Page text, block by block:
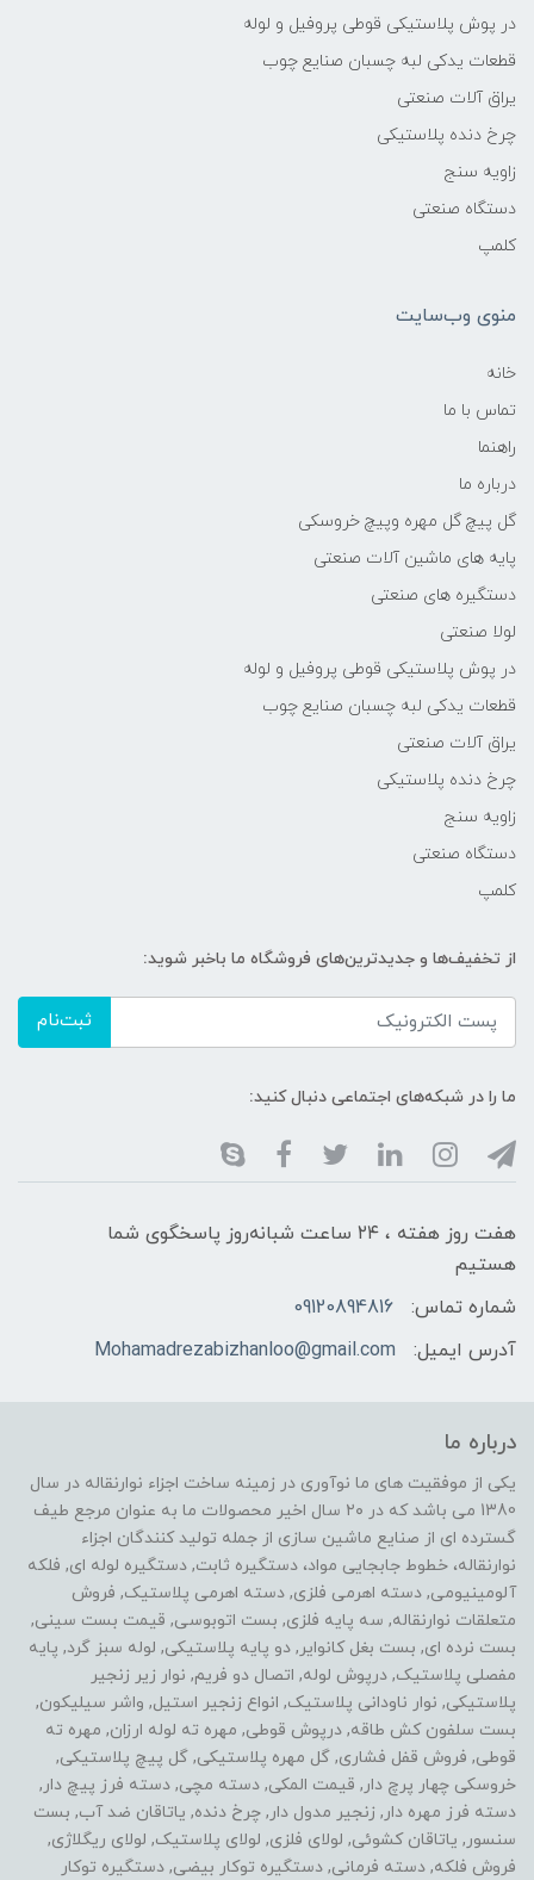
در پوش پلاستیکی قوطی پروفیل و لوله
قطعات یدکی لبه چسبان صنایع چوب
یراق آلات صنعتی
چرخ دنده پلاستیکی
زاویه سنج
دستگاه صنعتی
کلمپ
منوی وب‌سایت
خانه
تماس با ما
راهنما
درباره ما
گل پیچ گل مهره وپیچ خروسکی
پایه های ماشین آلات صنعتی
دستگیره های صنعتی
لولا صنعتی
در پوش پلاستیکی قوطی پروفیل و لوله
قطعات یدکی لبه چسبان صنایع چوب
یراق آلات صنعتی
چرخ دنده پلاستیکی
زاویه سنج
دستگاه صنعتی
کلمپ
از تخفیف‌ها و جدیدترین‌های فروشگاه ما باخبر شوید:
ثبت‌نام
ما را در شبکه‌های اجتماعی دنبال کنید:
هفت روز هفته ، ۲۴ ساعت شبانه‌روز پاسخگوی شما
هستیم
شماره تماس:
09120894816
آدرس ایمیل:
Mohamadrezabizhanloo@gmail.com
درباره ما
یکی از موفقیت های ما نوآوری در زمینه ساخت اجزاء نوارنقاله در سال
1380 می باشد که در ۲۰ سال اخیر محصولات ما به عنوان مرجع طیف
گسترده ای از صنایع ماشین سازی از جمله تولید کنندگان اجزاء
نوارنقاله، خطوط جابجایی مواد، دستگیره ثابت, دستگیره لوله ای, فلکه
آلومینیومی, دسته اهرمی فلزی, دسته اهرمی پلاستیک, فروش
متعلقات نوارنقاله, سه پایه فلزی, بست اتوبوسی, قیمت بست سینی,
بست نرده ای, بست بغل کانوایر, دو پایه پلاستیکی, لوله سبز گرد, پایه
مفصلی پلاستیک, درپوش لوله, اتصال دو فریم, نوار زیر زنجیر
پلاستیکی, نوار ناودانی پلاستیک, انواع زنجیر استیل, واشر سیلیکون,
بست سلفون کش طاقه, درپوش قوطی, مهره ته لوله ارزان, مهره ته
قوطی, فروش قفل فشاری, گل مهره پلاستیکی, گل پیچ پلاستیکی,
خروسکی چهار پرچ دار, قیمت المکی, دسته مچی, دسته فرز پیچ دار,
دسته فرز مهره دار, زنجیر مدول دار, چرخ دنده, یاتاقان ضد آب, بست
سنسور, یاتاقان کشوئی, لولای فلزی, لولای پلاستیک, لولای ریگلاژی,
فروش فلکه, دسته فرمانی, دستگیره توکار بیضی, دستگیره توکار